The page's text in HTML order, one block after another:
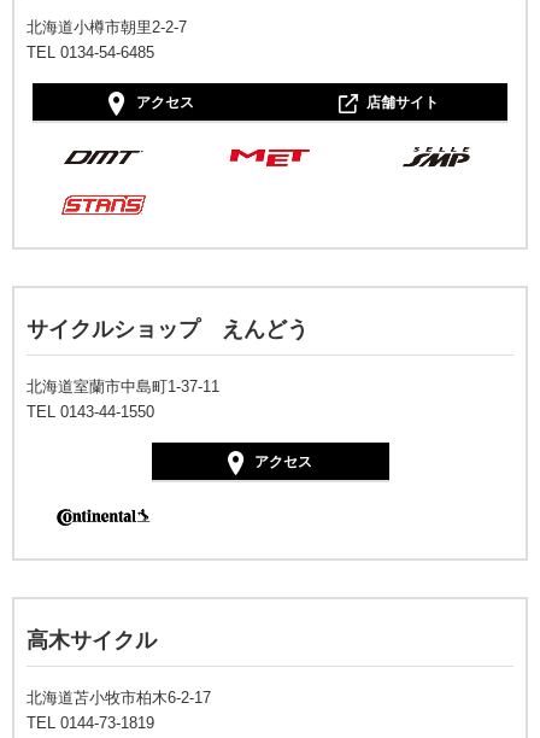
北海道小樽市朝里2-2-7
TEL 0134-54-6485
アクセス 店舗サイト
サイクルショップ えんどう
北海道室蘭市中島町1-37-11
TEL 0143-44-1550
アクセス
高木サイクル
北海道苫小牧市柏木6-2-17
TEL 0144-73-1819